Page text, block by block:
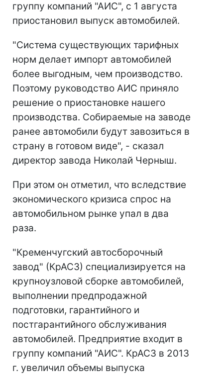
группу компаний "АИС", с 1 августа
приостановил выпуск автомобилей.
"Система существующих тарифных
норм делает импорт автомобилей
более выгодным, чем производство.
Поэтому руководство АИС приняло
решение о приостановке нашего
производства. Собираемые на заводе
ранее автомобили будут завозиться в
страну в готовом виде", - сказал
директор завода Николай Черныш.
При этом он отметил, что вследствие
экономического кризиса спрос на
автомобильном рынке упал в два
раза.
"Кременчугский автосборочный
завод" (КрАСЗ) специализируется на
крупноузловой сборке автомобилей,
выполнении предпродажной
подготовки, гарантийного и
постгарантийного обслуживания
автомобилей. Предприятие входит в
группу компаний "АИС". КрАСЗ в 2013
г. увеличил объемы выпуска